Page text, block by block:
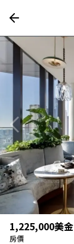
1,225,000美金
房價